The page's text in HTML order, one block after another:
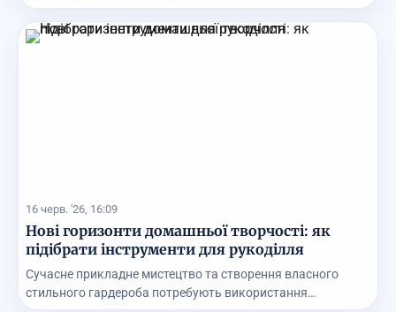
16 черв. '26, 16:09
Нові горизонти домашньої творчості: як
підібрати інструменти для рукоділля
Сучасне прикладне мистецтво та створення власного
стильного гардероба потребують використання